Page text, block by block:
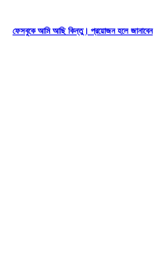
ফেসবুকে আমি আছি কিন্তু। প্রয়োজন হলে জানাবেন